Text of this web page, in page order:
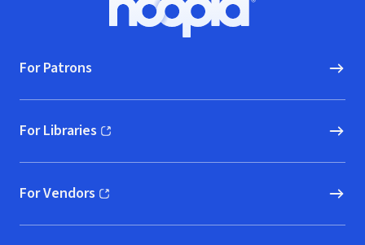
Hoopla logo, Go to homepage
For Patrons
For Libraries
(opens in new window)
For Vendors
(opens in new window)